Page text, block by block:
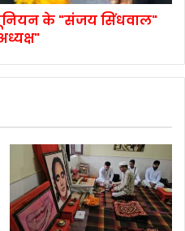
के "संजय सिंधवाल"